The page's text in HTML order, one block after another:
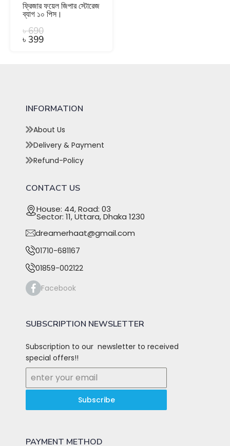
ফ্রিজার ফয়েল জিপার স্টোরেজ
ব্যাগ ১০ পিস।
৳690
৳ 399
INFORMATION
About Us
Delivery & Payment
Refund-Policy
CONTACT US
House: 44, Road: 03
Sector: 11, Uttara, Dhaka 1230
dreamerhaat@gmail.com
01710-681167
01859-002122
Facebook
SUBSCRIPTION NEWSLETTER
Subscription to our newsletter to received
special offers!!
Subscribe
PAYMENT METHOD